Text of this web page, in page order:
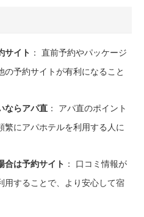
サイト ： 直前予約やパッケージ
の予約サイトが有利になること
ならアパ直 ： アパ直のポイント
繁にアパホテルを利用する人に
合は予約サイト ： 口コミ情報が
用することで、より安心して宿